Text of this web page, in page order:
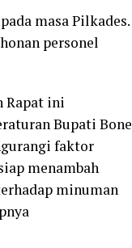
masa Pilkades.
personel
Rapat ini
Bupati Bone
faktor
menambah
minuman